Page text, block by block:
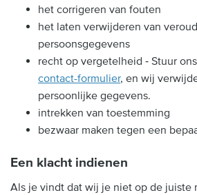
het corrigeren van fouten
het laten verwijderen van
persoonsgegevens
recht op vergetelheid ‐ Stuur
contact-formulier, en wij
persoonlijke gegevens.
intrekken van toestemming
bezwaar maken tegen een
Een klacht indienen
Als je vindt dat wij je niet op de juiste